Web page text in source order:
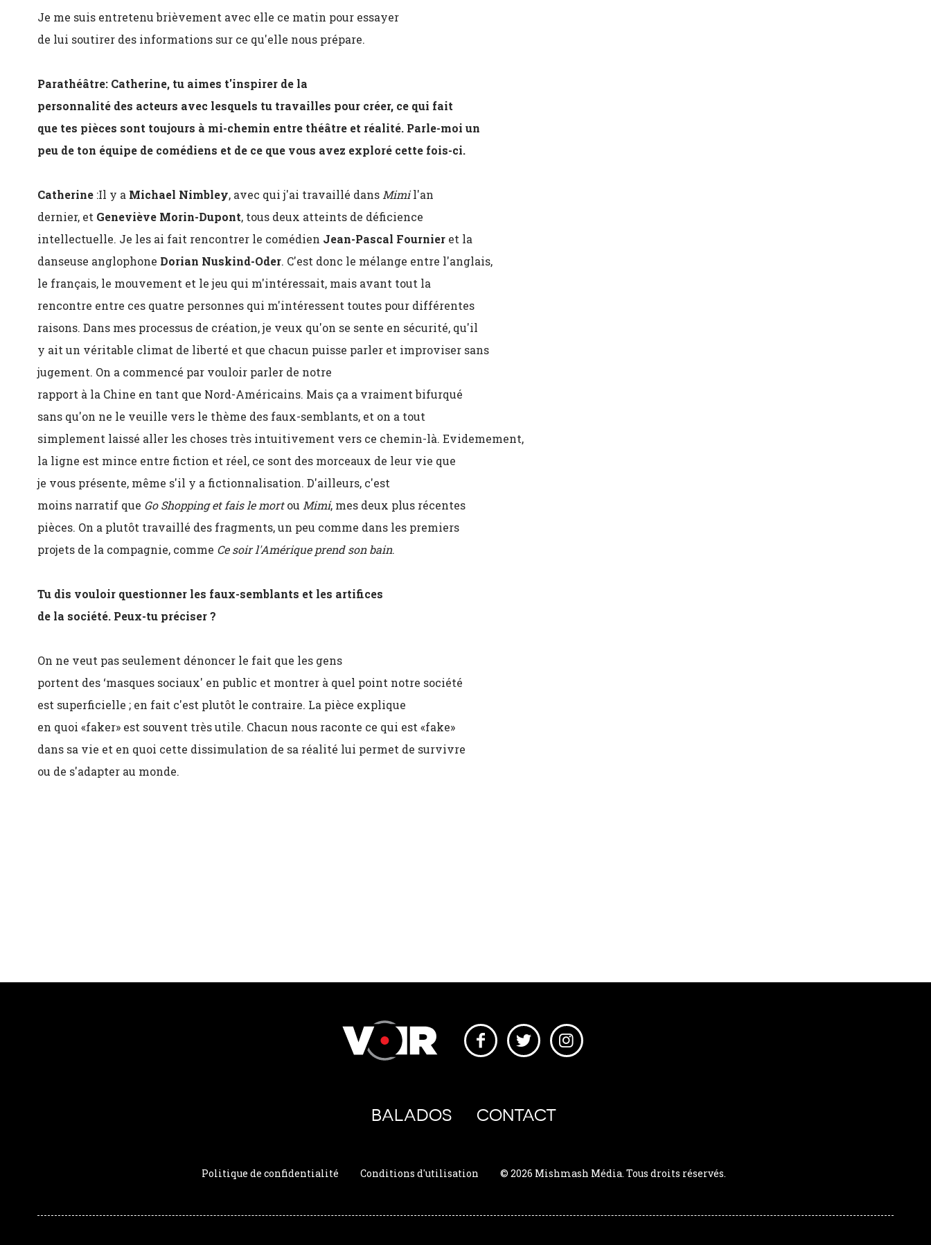
Je me suis entretenu brièvement avec elle ce matin pour essayer
de lui soutirer des informations sur ce qu'elle nous prépare.
Parathéâtre: Catherine, tu aimes t'inspirer de la
personnalité des acteurs avec lesquels tu travailles pour créer, ce qui fait
que tes pièces sont toujours à mi-chemin entre théâtre et réalité. Parle-moi un
peu de ton équipe de comédiens et de ce que vous avez exploré cette fois-ci.
Catherine :Il y a Michael Nimbley, avec qui j'ai travaillé dans Mimil'an
dernier, et Geneviève Morin-Dupont, tous deux atteints de déficience
intellectuelle. Je les ai fait rencontrer le comédien Jean-Pascal Fournieret la
danseuse anglophone Dorian Nuskind-Oder. C'est donc le mélange entre l'anglais,
le français, le mouvement et le jeu qui m'intéressait, mais avant tout la
rencontre entre ces quatre personnes qui m'intéressent toutes pour différentes
raisons. Dans mes processus de création, je veux qu'on se sente en sécurité, qu'il
y ait un véritable climat de liberté et que chacun puisse parler et improviser sans
jugement. On a commencé par vouloir parler de notre
rapport à la Chine en tant que Nord-Américains. Mais ça a vraiment bifurqué
sans qu'on ne le veuille vers le thème des faux-semblants, et on a tout
simplement laissé aller les choses très intuitivement vers ce chemin-là. Evidemement,
la ligne est mince entre fiction et réel, ce sont des morceaux de leur vie que
je vous présente, même s'il y a fictionnalisation. D'ailleurs, c'est
moins narratif que Go Shopping et fais le mortou Mimi, mes deux plus récentes
pièces. On a plutôt travaillé des fragments, un peu comme dans les premiers
projets de la compagnie, comme Ce soir l'Amérique prend son bain.
Tu dis vouloir questionner les faux-semblants et les artifices
de la société. Peux-tu préciser ?
On ne veut pas seulement dénoncer le fait que les gens
portent des ‘masques sociaux' en public et montrer à quel point notre société
est superficielle ; en fait c'est plutôt le contraire. La pièce explique
en quoi «faker» est souvent très utile. Chacun nous raconte ce qui est «fake»
dans sa vie et en quoi cette dissimulation de sa réalité lui permet de survivre
ou de s'adapter au monde.
BALADOS CONTACT
Politique de confidentialité Conditions d'utilisation © 2026 Mishmash Média. Tous droits réservés.